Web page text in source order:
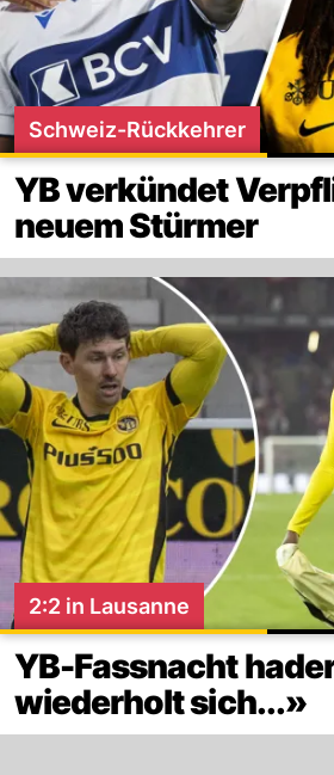
Schweiz-Rückkehrer
YB verkündet
neuem Stürmer
2:2 in Lausanne
YB-Fassnacht
wiederholt sich...»